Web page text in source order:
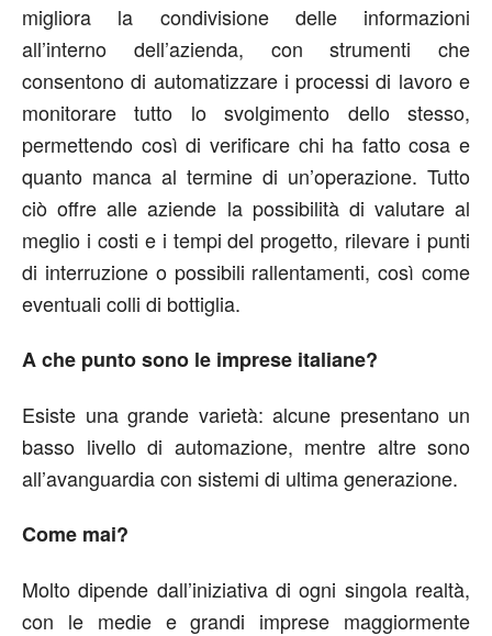
migliora la condivisione delle informazioni
all’interno dell’azienda, con strumenti che
consentono di automatizzare i processi di lavoro e
monitorare tutto lo svolgimento dello stesso,
permettendo così di verificare chi ha fatto cosa e
quanto manca al termine di un’operazione. Tutto
ciò offre alle aziende la possibilità di valutare al
meglio i costi e i tempi del progetto, rilevare i punti
di interruzione o possibili rallentamenti, così come
eventuali colli di bottiglia.
A che punto sono le imprese italiane?
Esiste una grande varietà: alcune presentano un
basso livello di automazione, mentre altre sono
all’avanguardia con sistemi di ultima generazione.
Come mai?
Molto dipende dall’iniziativa di ogni singola realtà,
con le medie e grandi imprese maggiormente